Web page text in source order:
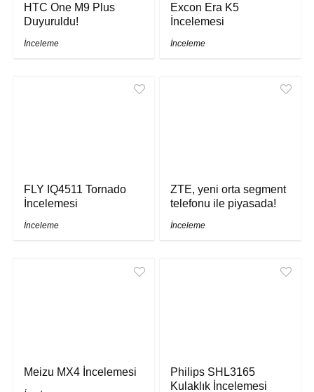
HTC One M9 Plus
Duyuruldu!
İnceleme
Excon Era K5
İncelemesi
İnceleme
FLY IQ4511 Tornado
İncelemesi
İnceleme
ZTE, yeni orta segment
telefonu ile piyasada!
İnceleme
Meizu MX4 İncelemesi
Philips SHL3165
Kulaklık İncelemesi